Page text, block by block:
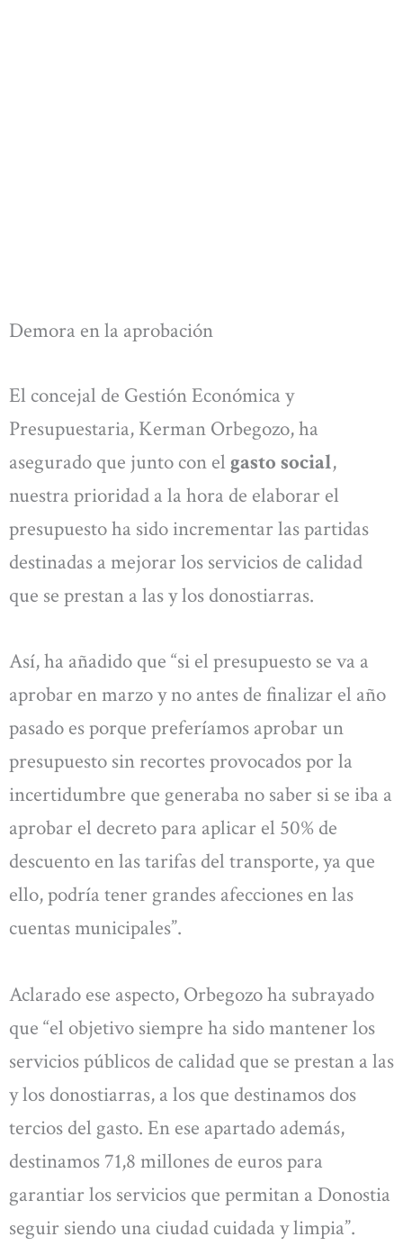
Demora en la aprobación
El concejal de Gestión Económica y
Presupuestaria, Kerman Orbegozo, ha
asegurado que junto con el gasto social,
nuestra prioridad a la hora de elaborar el
presupuesto ha sido incrementar las partidas
destinadas a mejorar los servicios de calidad
que se prestan a las y los donostiarras.
Así, ha añadido que “si el presupuesto se va a
aprobar en marzo y no antes de finalizar el año
pasado es porque preferíamos aprobar un
presupuesto sin recortes provocados por la
incertidumbre que generaba no saber si se iba a
aprobar el decreto para aplicar el 50% de
descuento en las tarifas del transporte, ya que
ello, podría tener grandes afecciones en las
cuentas municipales”.
Aclarado ese aspecto, Orbegozo ha subrayado
que “el objetivo siempre ha sido mantener los
servicios públicos de calidad que se prestan a las
y los donostiarras, a los que destinamos dos
tercios del gasto. En ese apartado además,
destinamos 71,8 millones de euros para
garantiar los servicios que permitan a Donostia
seguir siendo una ciudad cuidada y limpia”.